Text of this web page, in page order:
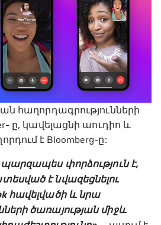
հաղորդագրությունների
ը, կավելացնի աուդիո և
է Bloomberg-ը:
պարզապես փորձություն է,
է նվազեցնելու
հավելվածի և նրա
ծառայության միջև